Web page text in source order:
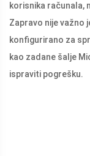
korisnika računala,
Zapravo nije važno
konfigurirano za
kao zadane šalje
ispraviti pogrešku.